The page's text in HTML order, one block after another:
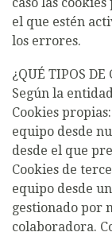
caso las
el que estén
los errores.
¿QUÉ TIPOS
Según la
Cookies
equipo desde
desde el que
Cookies de
equipo desde
gestionado por
colaboradora.